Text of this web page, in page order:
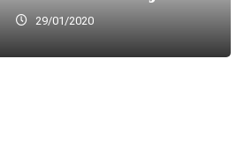
29/01/2020